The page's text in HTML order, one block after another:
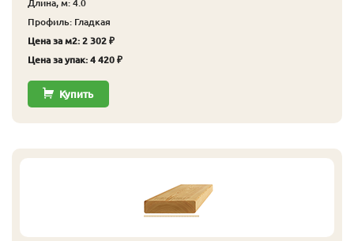
Длина, м: 4.0
Профиль: Гладкая
Цена за м2: 2 302 ₽
Цена за упак: 4 420 ₽
Купить